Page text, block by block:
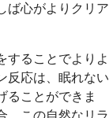
ば心がよりクリア
することでよりよ
反応は、眠れない
ることができま
、この自然なリラ